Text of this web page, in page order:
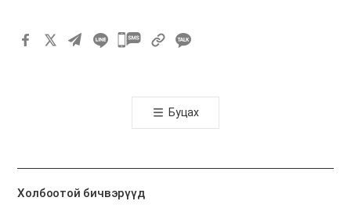
카
톡
공
기
Буцах
Холбоотой бичвэрүүд